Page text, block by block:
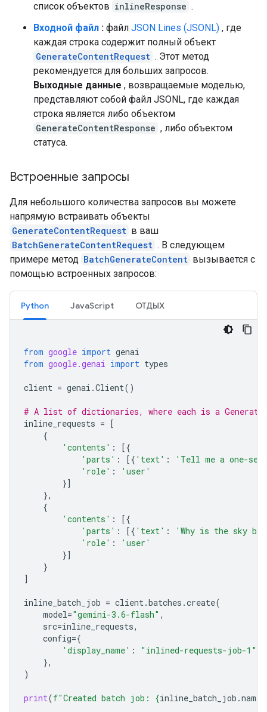
список объектов inlineResponse .
Входной файл : файл JSON Lines (JSONL) , где
каждая строка содержит полный объект
GenerateContentRequest . Этот метод
рекомендуется для больших запросов.
Выходные данные , возвращаемые моделью,
представляют собой файл JSONL, где каждая
строка является либо объектом
GenerateContentResponse , либо объектом
статуса.
Встроенные запросы
Для небольшого количества запросов вы можете
напрямую встраивать объекты
GenerateContentRequest в ваш
BatchGenerateContentRequest . В следующем
примере метод BatchGenerateContent вызывается с
помощью встроенных запросов:
Python JavaScript ОТДЫХ
from google import genai
from google.genai import types
client = genai .Client()
# A list of dictionaries, where each is a
inline_requests = [
{
'contents' :
[{
'parts' : [{ 'text' :
'Tell me a one-
'role' :
'user'
}]
},
{
'contents' :
[{
'parts' : [{ 'text' :
'Why is the sky
'role' :
'user'
}]
}
]
inline_batch_job = client.batches .create(
model="gemini-3.6-flash" ,
src=inline_requests,
config={
'display_name' : "inlined-requests-job-1"
},
)
print(f"Created batch job: {inline_batch_job .name